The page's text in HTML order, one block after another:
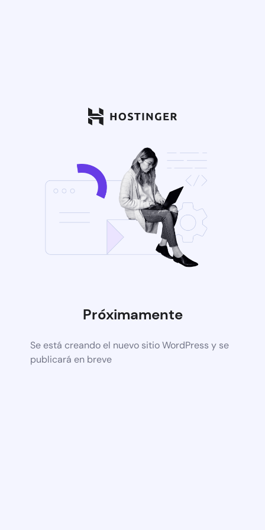
Próximamente
Se está creando el nuevo sitio WordPress y se
publicará en breve